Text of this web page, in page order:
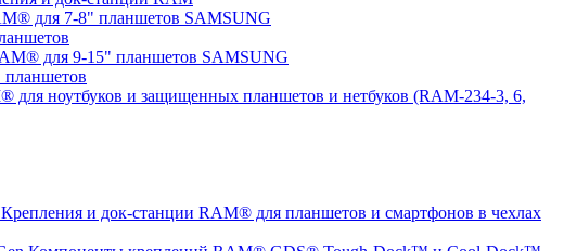
для 7-8" планшетов SAMSUNG
для 9-15" планшетов SAMSUNG
для ноутбуков и защищенных планшетов и нетбуков (RAM-234-3, 6,
Крепления и док-станции RAM® для планшетов и смартфонов в чехлах